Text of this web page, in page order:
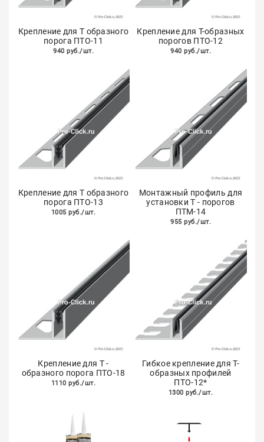
Крепление для Т образного
порога ПТО-11
940 руб./шт.
Крепление для Т-образных
порогов ПТО-12
940 руб./шт.
Крепление для Т образного
порога ПТО-13
1005 руб./шт.
Монтажный профиль для
установки Т - порогов
ПТМ-14
955 руб./шт.
Крепление для Т -
образного порога ПТО-18
1110 руб./шт.
Гибкое крепление для Т-
образных профилей
ПТО-12*
1300 руб./шт.